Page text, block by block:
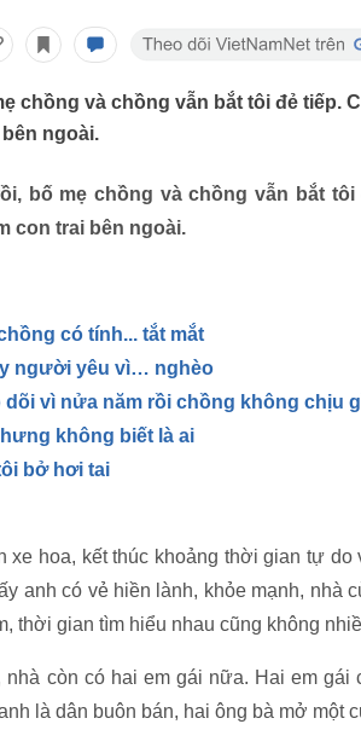
chồng và chồng vẫn bắt tôi đẻ tiếp.
ngoài.
bố mẹ chồng và chồng vẫn bắt
con trai bên ngoài.
có tính... tắt mắt
người yêu vì… nghèo
dõi vì nửa năm rồi chồng không chịu
không biết là ai
bở hơi tai
xe hoa, kết thúc khoảng thời gian tự
anh có vẻ hiền lành, khỏe mạnh, nhà
thời gian tìm hiểu nhau cũng không
nhà còn có hai em gái nữa. Hai em gái
là dân buôn bán, hai ông bà mở một